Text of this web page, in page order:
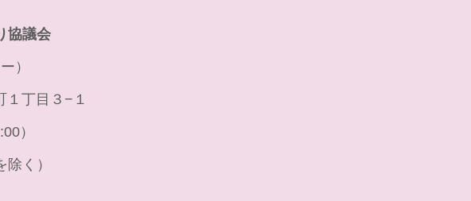
協議会
）
１丁目３−１
）
く）